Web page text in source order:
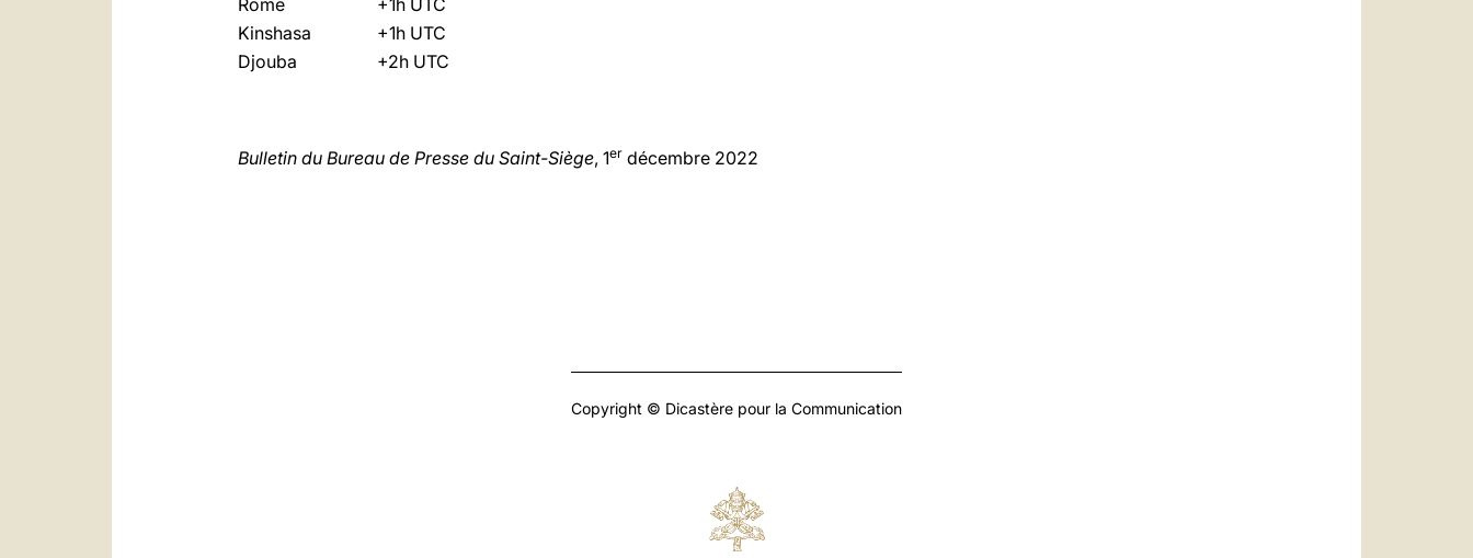
Rome
+1h UTC
Kinshasa
+1h UTC
Djouba
+2h UTC
Bulletin du Bureau de Presse du Saint-Siège, 1er décembre 2022
Copyright © Dicastère pour la Communication